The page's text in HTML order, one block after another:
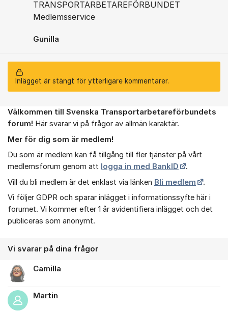
TRANSPORTARBETAREFÖRBUNDET
Medlemsservice
Gunilla
Inlägget är stängt för ytterligare kommentarer.
Om forumet
Välkommen till Svenska Transportarbetareförbundets
forum! Här svarar vi på frågor av allmän karaktär.
Mer för dig som är medlem!
Du som är medlem kan få tillgång till fler tjänster på vårt
medlemsforum genom att logga in med BankID
.
Vill du bli medlem är det enklast via länken Bli medlem
.
Vi följer GDPR och sparar inlägget i informationssyfte här i
forumet. Vi kommer efter 1 år avidentifiera inlägget och det
publiceras som anonymt.
Vi svarar på dina frågor
Camilla
Martin